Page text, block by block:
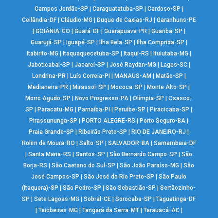
Campos Jordão-SP | Caraguatatuba-SP | Cardoso-SP |
Ceilândia-DF| Cláudio-MG | Duque de Caxias-RJ | Garanhuns-PE
| GOIÂNIA-GO | Guará-DF| Guarapuava-PR | Guariba-SP |
Guarujá-SP | Iguapé-SP | Ilha Bela-SP | Ilha Comprida-SP |
Itabirito-MG | Itaquaquecetuba-SP | Itaqui-RS | Ituiutaba-MG |
Jaboticabal-SP | Jacareí-SP | José Raydan-MG | Lages-SC|
Londrina-PR | Luís Correia-PI | MANAUS-AM | Matão-SP |
Medianeira-PR |Mirassol-SP |Mococa-SP |Monte Alto-SP |
Morro Agudo-SP |Novo Progresso-PA |Olímpia-SP |Osasco-
SP |Paracatu-MG |Parnaíba-PI |Peruíbe-SP |Piracicaba-SP |
Pirassununga-SP |PORTO ALEGRE-RS |Porto Seguro-BA |
Praia Grande-SP |Ribeirão Preto-SP |RIO DE JANEIRO-RJ |
Rolim de Moura-RO | Salto-SP | SALVADOR-BA| Samambaia-DF
|Santa Maria-RS |Santos-SP |São Bernardo Campo-SP |São
Borja-RS |São Caetano do Sul-SP |São João Paraíso-MG |São
José Campos-SP |São José do Rio Preto-SP |São Paulo
(Itaquera)-SP |São Pedro-SP |São Sebastião-SP |Sertãozinho-
SP |Sete Lagoas-MG |Sobral-CE |Sorocaba-SP |Taguatinga-DF
| Taiobeiras-MG | Tangará da Serra-MT| Tarauacá-AC|